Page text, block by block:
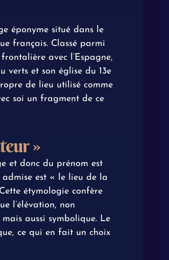
éponyme situé dans le
français. Classé parmi
avec l’Espagne,
verts et son église du 13e
de lieu utilisé comme
soi un fragment de ce
»
et donc du prénom est
est « le lieu de la
étymologie confère
l’élévation, non
aussi symbolique. Le
ce qui en fait un choix